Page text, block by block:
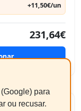
+11,50€/un
231,64€
para
ou recusar.